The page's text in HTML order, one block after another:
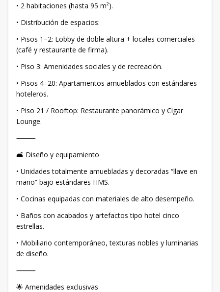
• 2 habitaciones (hasta 95 m²).
• Distribución de espacios:
• Pisos 1–2: Lobby de doble altura + locales comerciales
(café y restaurante de firma).
• Piso 3: Amenidades sociales y de recreación.
• Pisos 4–20: Apartamentos amueblados con estándares
hoteleros.
• Piso 21 / Rooftop: Restaurante panorámico y Cigar
Lounge.
⸻
🛋 Diseño y equipamiento
• Unidades totalmente amuebladas y decoradas “llave en
mano” bajo estándares HMS.
• Cocinas equipadas con materiales de alto desempeño.
• Baños con acabados y artefactos tipo hotel cinco
estrellas.
• Mobiliario contemporáneo, texturas nobles y luminarias
de diseño.
⸻
🌟 Amenidades exclusivas